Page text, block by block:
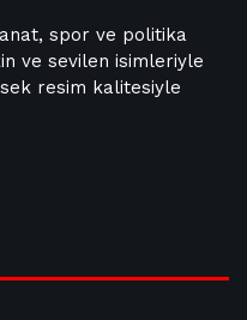
spor ve politika
ve sevilen isimleriyle
resim kalitesiyle